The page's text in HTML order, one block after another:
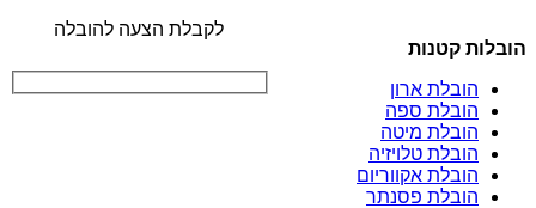
הובלות קטנות
הובלת ארון
הובלת ספה
הובלת מיטה
הובלת טלויזיה
הובלת אקווריום
הובלת פסנתר
לקבלת הצעה להובלה